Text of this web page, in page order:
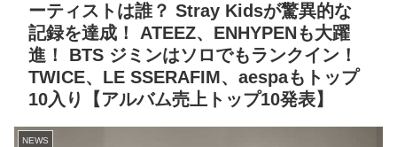
ーティストは誰？ Stray Kidsが驚異的な
記録を達成！ ATEEZ、ENHYPENも大躍
進！ BTS ジミンはソロでもランクイン！
TWICE、LE SSERAFIM、aespaもトップ
10入り【アルバム売上トップ10発表】
NEWS